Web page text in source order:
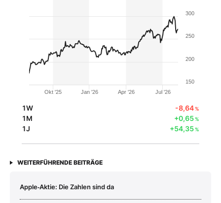
Okt '25 Jan '26 Apr '26 Jul '26
150
200
250
300
1W -8,64%
1M +0,65%
1J +54,35%
WEITERFÜHRENDE BEITRÄGE
Apple‑Aktie: Die Zahlen sind da